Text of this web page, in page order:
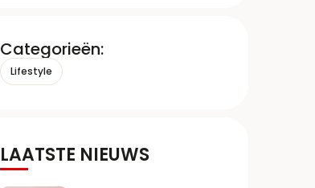
Categorieën:
Lifestyle
LAATSTE NIEUWS